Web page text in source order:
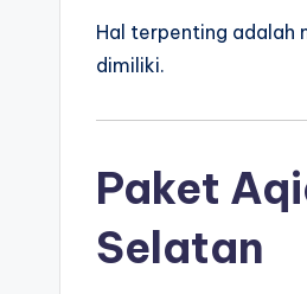
Hal terpenting adalah
dimiliki.
Paket
Selatan